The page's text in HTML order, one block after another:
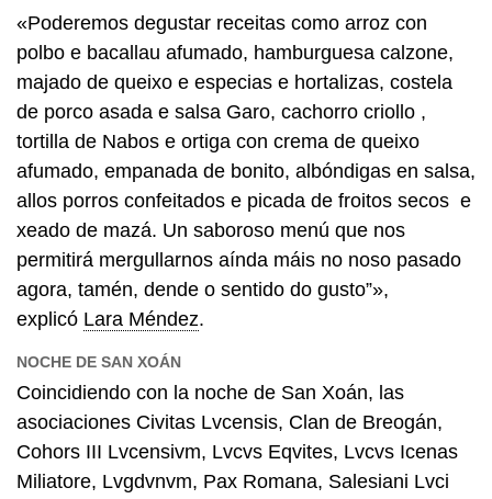
«Poderemos degustar receitas como arroz con
polbo e bacallau afumado, hamburguesa calzone,
majado de queixo e especias e hortalizas, costela
de porco asada e salsa Garo, cachorro criollo ,
tortilla de Nabos e ortiga con crema de queixo
afumado, empanada de bonito, albóndigas en salsa,
allos porros confeitados e picada de froitos secos e
xeado de mazá. Un saboroso menú que nos
permitirá mergullarnos aínda máis no noso pasado
agora, tamén, dende o sentido do gusto”»,
explicó Lara Méndez.
NOCHE DE SAN XOÁN
Coincidiendo con la noche de San Xoán, las
asociaciones Civitas Lvcensis, Clan de Breogán,
Cohors III Lvcensivm, Lvcvs Eqvites, Lvcvs Icenas
Miliatore, Lvgdvnvm, Pax Romana, Salesiani Lvci